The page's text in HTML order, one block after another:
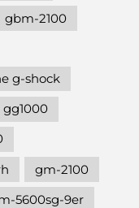
gbm-2100
g-shock
gg1000
gm-2100
5600sg-9er